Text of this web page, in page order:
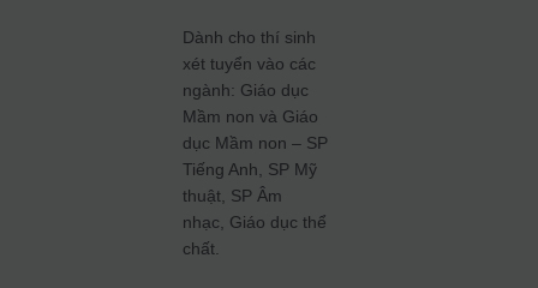
Dành cho thí sinh
xét tuyển vào các
ngành: Giáo dục
Mầm non và Giáo
dục Mầm non – SP
Tiếng Anh, SP Mỹ
thuật, SP Âm
nhạc, Giáo dục thể
chất.